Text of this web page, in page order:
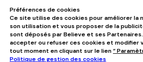
A PROPOS DE D&P
AIDE & CONTACTS
NOS CATÉGORIES
Préférences de cookies
Ce site utilise des cookies pour améliorer la
son utilisation et vous proposer de la
sont déposés par Believe et ses
accepter ou refuser ces cookies et modifier
tout moment en cliquant sur le lien“
Politique de gestion des cookies